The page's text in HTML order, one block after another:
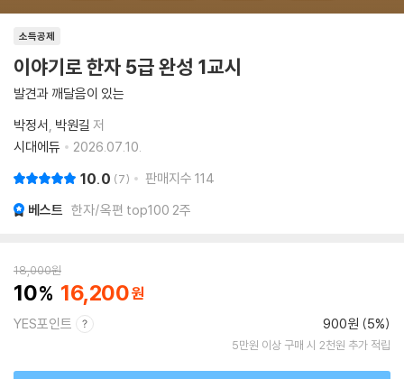
소득공제
이야기로 한자 5급 완성 1교시
발견과 깨달음이 있는
박정서 박원길 저
시대에듀
2026.07.10.
10.0 7 판매지수 114
베스트 한자/옥편 top100 2주
18,000원
10 16,200
YES포인트 900원 (5%)
5만원 이상 구매 시 2천원 추가 적립